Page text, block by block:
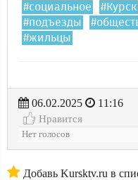
#социальное #Курск
#подъезды
#жильцы
06.02.2025
11:16
Нравится
Нет голосов
Добавь Kursktv.ru в